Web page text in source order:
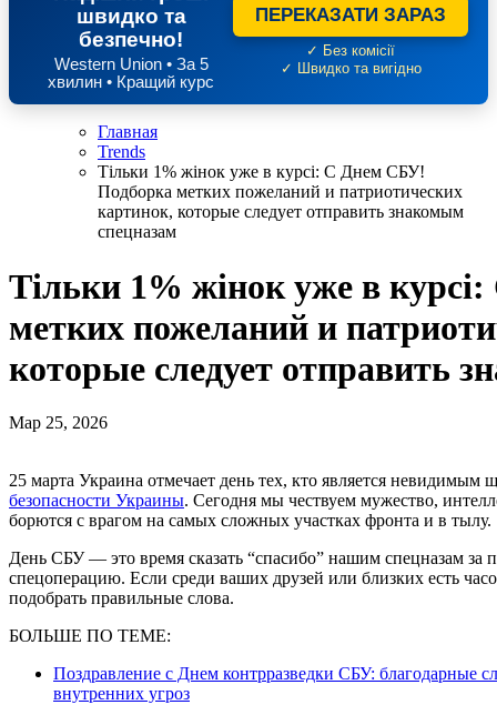
швидко та
безпечно!
Western Union • За 5
хвилин • Кращий курс
ПЕРЕКАЗАТИ ЗАРАЗ
✓ Без комісії
✓ Швидко та вигідно
Главная
Trends
Тільки 1% жінок уже в курсі: С Днем СБУ!
Подборка метких пожеланий и патриотических
картинок, которые следует отправить знакомым
спецназам
Тільки 1% жінок уже в
метких пожеланий и
которые следует отправить
Мар 25, 2026
25 марта Украина отмечает день тех, кто является
безопасности Украины. Сегодня мы чествуем мужество,
борются с врагом на самых сложных участках фронта и в тылу.
День СБУ — это время сказать “спасибо” нашим спецназам
спецоперацию. Если среди ваших друзей или близких есть
подобрать правильные слова.
БОЛЬШЕ ПО ТЕМЕ:
Поздравление с Днем контрразведки СБУ: благодарные
внутренних угроз